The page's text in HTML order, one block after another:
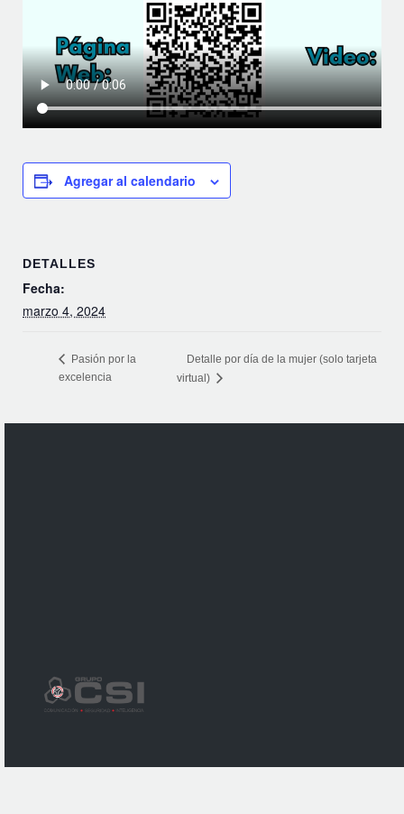
Agregar al calendario
DETALLES
Fecha:
marzo 4, 2024
Pasión por la
excelencia
Detalle por día de la mujer (solo tarjeta
virtual)